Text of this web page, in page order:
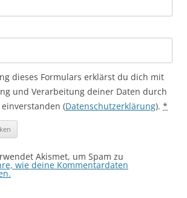
dieses Formulars erklärst du dich mit
und Verarbeitung deiner Daten durch
(Datenschutzerklärung). *
Akismet, um Spam zu
wie deine Kommentardaten